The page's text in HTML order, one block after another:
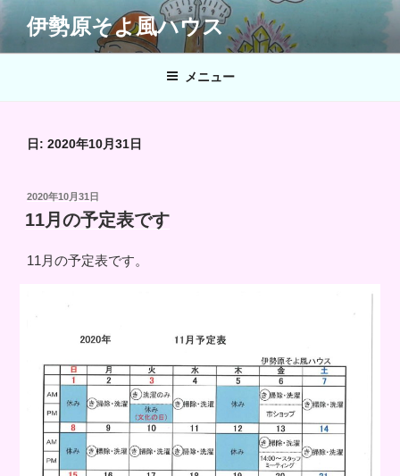
ン
テ
伊勢原そよ風ハウス
メニュー
日: 2020年10月31日
投
稿
日:
2020年10月31日
11月の予定表です
11月の予定表です。